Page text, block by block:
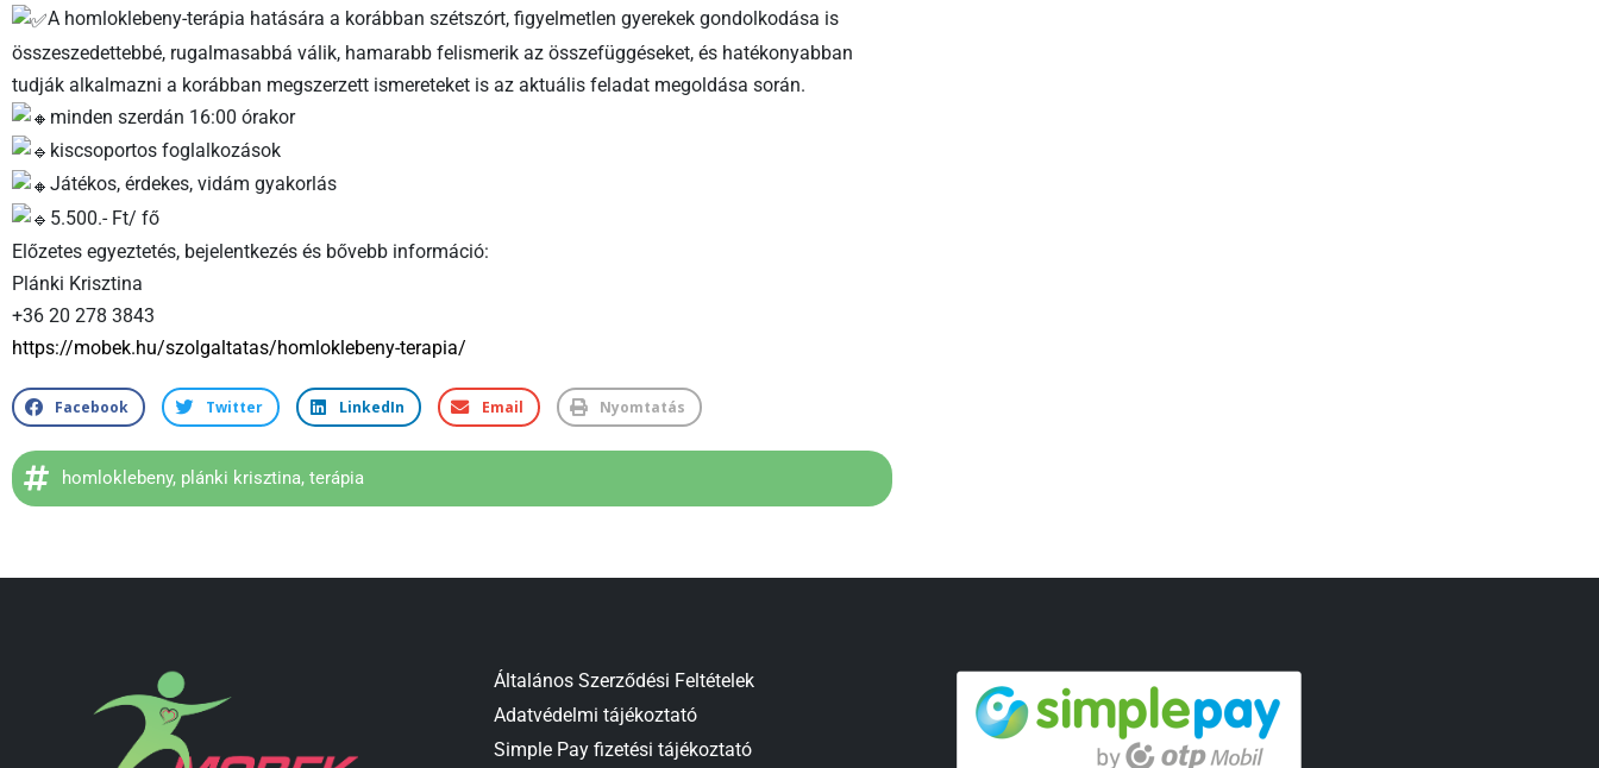
A homloklebeny-terápia hatására a korábban szétszórt, figyelmetlen gyerekek gondolkodása is
összeszedettebbé, rugalmasabbá válik, hamarabb felismerik az összefüggéseket, és hatékonyabban
tudják alkalmazni a korábban megszerzett ismereteket is az aktuális feladat megoldása során.
minden szerdán 16:00 órakor
kiscsoportos foglalkozások
Játékos, érdekes, vidám gyakorlás
5.500.- Ft/ fő
Előzetes egyeztetés, bejelentkezés és bővebb információ:
Plánki Krisztina
+36 20 278 3843
https://mobek.hu/szolgaltatas/homloklebeny-terapia/
Facebook Twitter LinkedIn Email Nyomtatás
homloklebeny, plánki krisztina, terápia
Általános Szerződési Feltételek
Adatvédelmi tájékoztató
Simple Pay fizetési tájékoztató